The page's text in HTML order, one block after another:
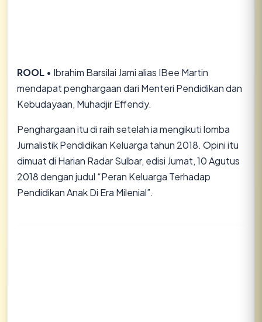
ROOL • Ibrahim Barsilai Jami alias IBee Martin
mendapat penghargaan dari Menteri Pendidikan dan
Kebudayaan, Muhadjir Effendy.
Penghargaan itu di raih setelah ia mengikuti lomba
Jurnalistik Pendidikan Keluarga tahun 2018. Opini itu
dimuat di Harian Radar Sulbar, edisi Jumat, 10 Agutus
2018 dengan judul “Peran Keluarga Terhadap
Pendidikan Anak Di Era Milenial”.